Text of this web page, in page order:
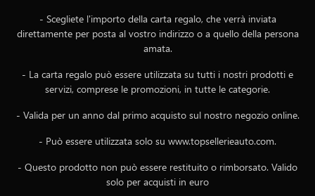
- Scegliete l'importo della carta regalo, che verrà inviata
direttamente per posta al vostro indirizzo o a quello della persona
amata.
- La carta regalo può essere utilizzata su tutti i nostri prodotti e
servizi, comprese le promozioni, in tutte le categorie.
- Valida per un anno dal primo acquisto sul nostro negozio online.
- Può essere utilizzata solo su www.topsellerieauto.com.
- Questo prodotto non può essere restituito o rimborsato. Valido
solo per acquisti in euro